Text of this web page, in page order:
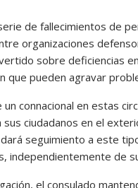
de fallecimientos de
organizaciones
sobre deficiencias
que pueden agravar
connacional en estas
ciudadanos en el
seguimiento a este
independientemente de
el consulado